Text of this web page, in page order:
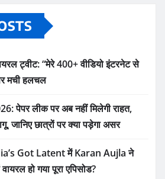
ट्वीट: “मेरे 400+ वीडियो इंटरनेट से
मची हलचल
पेपर लीक पर अब नहीं मिलेगी राहत,
जानिए छात्रों पर क्या पड़ेगा असर
Got Latent में Karan Aujla ने
हो गया पूरा एपिसोड?